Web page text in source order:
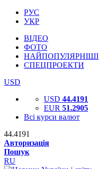
РУС
УКР
ВІДЕО
ФОТО
НАЙПОПУЛЯРНІШІ
СПЕЦПРОЕКТИ
USD
USD 44.4191
EUR 51.2905
Всі курси валют
44.4191
Авторизація
Пошук
RU